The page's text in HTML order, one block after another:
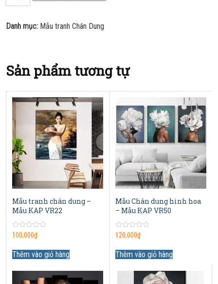
Danh mục: Mẫu tranh Chân Dung
Sản phẩm tương tự
Mẫu tranh chân dung –
Mẫu KAP VR22
0
5
100,000₫
Thêm vào giỏ hàng
Mẫu Chân dung hình hoa
– Mẫu KAP VR50
0
5
120,000₫
Thêm vào giỏ hàng